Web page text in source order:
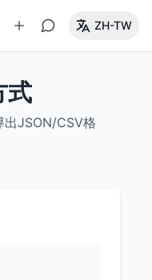
ZH-TW
式
出JSON/CSV格